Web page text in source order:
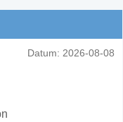
Datum: 2026-08-08